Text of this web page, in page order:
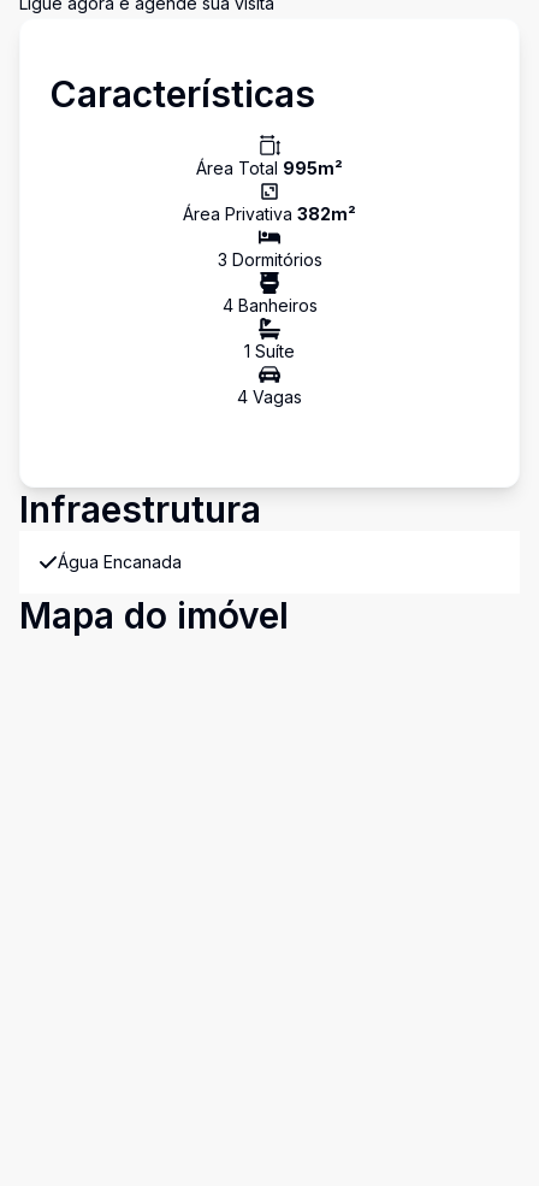
Características
Área Total 995m²
Área Privativa 382m²
3 Dormitórios
4Banheiros
1 Suíte
4 Vagas
Infraestrutura
Água Encanada
Mapa do imóvel